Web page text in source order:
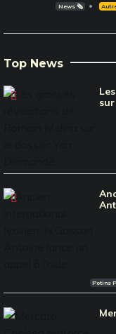
News 🗞️
Top News
Potins